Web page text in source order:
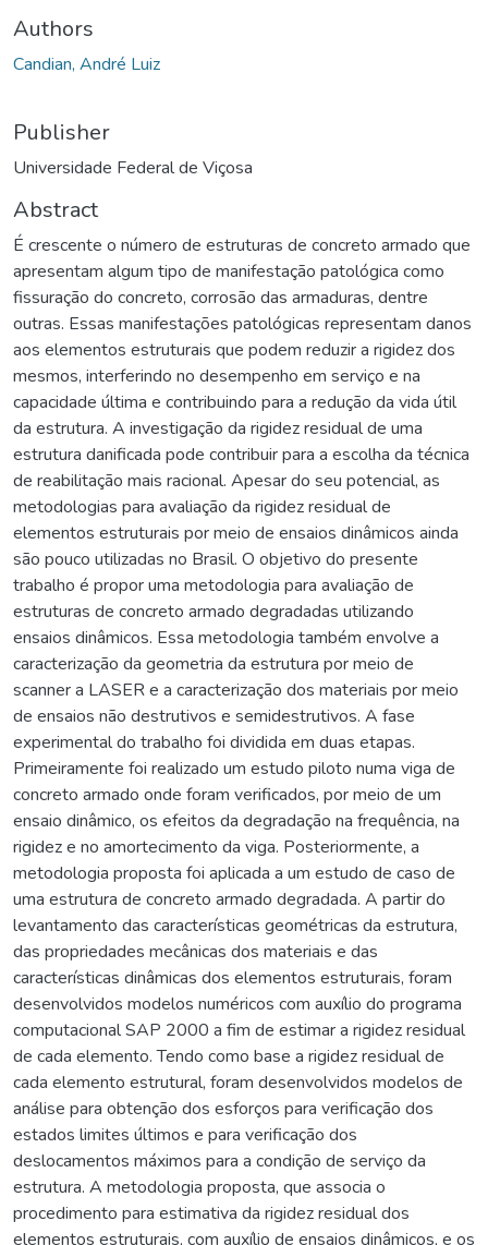
Authors
Candian, André Luiz
Publisher
Universidade Federal de Viçosa
Abstract
É crescente o número de estruturas de concreto armado que
apresentam algum tipo de manifestação patológica como
fissuração do concreto, corrosão das armaduras, dentre
outras. Essas manifestações patológicas representam danos
aos elementos estruturais que podem reduzir a rigidez dos
mesmos, interferindo no desempenho em serviço e na
capacidade última e contribuindo para a redução da vida útil
da estrutura. A investigação da rigidez residual de uma
estrutura danificada pode contribuir para a escolha da técnica
de reabilitação mais racional. Apesar do seu potencial, as
metodologias para avaliação da rigidez residual de
elementos estruturais por meio de ensaios dinâmicos ainda
são pouco utilizadas no Brasil. O objetivo do presente
trabalho é propor uma metodologia para avaliação de
estruturas de concreto armado degradadas utilizando
ensaios dinâmicos. Essa metodologia também envolve a
caracterização da geometria da estrutura por meio de
scanner a LASER e a caracterização dos materiais por meio
de ensaios não destrutivos e semidestrutivos. A fase
experimental do trabalho foi dividida em duas etapas.
Primeiramente foi realizado um estudo piloto numa viga de
concreto armado onde foram verificados, por meio de um
ensaio dinâmico, os efeitos da degradação na frequência, na
rigidez e no amortecimento da viga. Posteriormente, a
metodologia proposta foi aplicada a um estudo de caso de
uma estrutura de concreto armado degradada. A partir do
levantamento das características geométricas da estrutura,
das propriedades mecânicas dos materiais e das
características dinâmicas dos elementos estruturais, foram
desenvolvidos modelos numéricos com auxílio do programa
computacional SAP 2000 a fim de estimar a rigidez residual
de cada elemento. Tendo como base a rigidez residual de
cada elemento estrutural, foram desenvolvidos modelos de
análise para obtenção dos esforços para verificação dos
estados limites últimos e para verificação dos
deslocamentos máximos para a condição de serviço da
estrutura. A metodologia proposta, que associa o
procedimento para estimativa da rigidez residual dos
elementos estruturais, com auxílio de ensaios dinâmicos, e os